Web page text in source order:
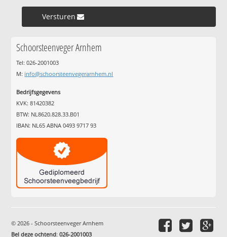
Versturen »
Schoorsteenveger Arnhem
Tel: 026-2001003
M: info@schoorsteenvegerarnhem.nl
Bedrijfsgegevens
KVK: 81420382
BTW: NL8620.828.33.B01
IBAN: NL65 ABNA 0493 9717 93
© 2026 - Schoorsteenveger Arnhem
Bel deze ochtend:026-2001003